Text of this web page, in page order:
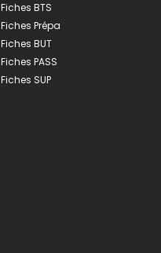
Fiches BTS
Fiches Prépa
Fiches BUT
Fiches PASS
Fiches SUP